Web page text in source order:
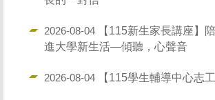
法規彙整
校園危機處理流程
2026-08-04
【115新生家長講座】
進大學新生活—傾聽，心聲音
2026-08-04 【115學生輔導中心志工